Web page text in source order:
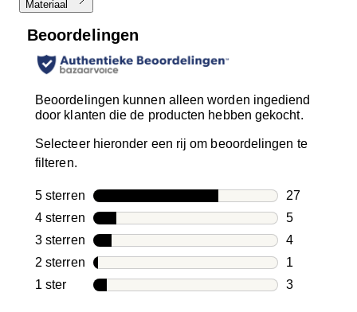
Materiaal
Beoordelingen
Beoordelingen kunnen alleen worden ingediend
door klanten die de producten hebben gekocht.
Selecteer hieronder een rij om beoordelingen te
filteren.
5 sterren sterren
27
27
4 sterren sterren
5
5
3 sterren sterren
4
4
2 sterren sterren
1
1
1 ster sterren
3